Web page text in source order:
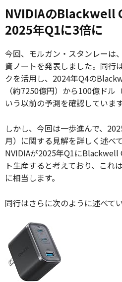
NVIDIAのBlackwell
2025年Q1に3倍に
今回、モルガン・スタンレーは
資ノートを発表しました。同行
クを活用し、2024年Q4の
（約7250億円）から100億ドル
いう以前の予測を確認しています
しかし、今回は一歩進んで、
月）に関する見解を詳しく述べ
NVIDIAが2025年Q1にBlackwell
ト生産すると考えており、これ
に相当します。
同行はさらに次のように述べてい